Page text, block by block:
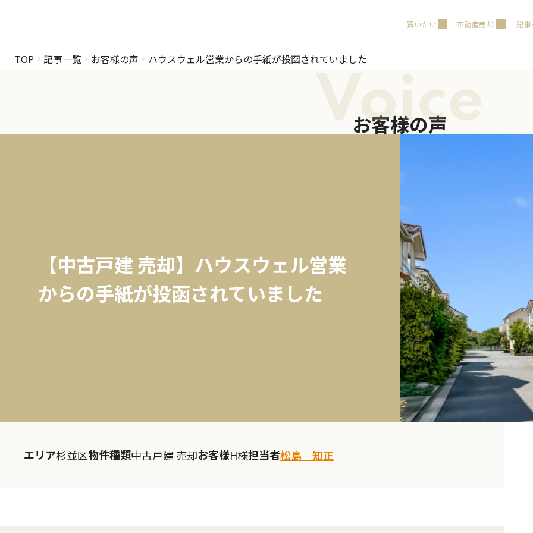
買いたい 不動産売却 記
TOP 記事一覧 お客様の声 ハウスウェル営業からの手紙が投函されていました
Voice
お客様の声
【中古戸建 売却】ハウスウェル営業
からの手紙が投函されていました
エリア杉並区物件種類中古戸建 売却お客様H様担当者松島 知正